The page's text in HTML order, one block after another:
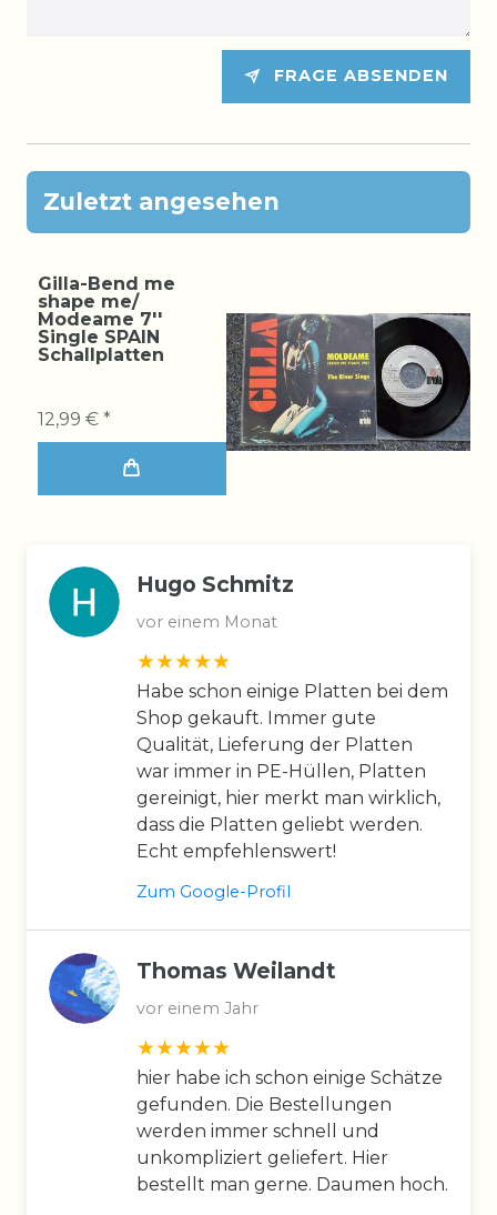
FRAGE ABSENDEN
Zuletzt angesehen
Gilla-Bend me
shape me/
Modeame 7''
Single SPAIN
Schallplatten
12,99 € *
Hugo Schmitz
vor einem Monat
Habe schon einige Platten bei dem
Shop gekauft. Immer gute
Qualität, Lieferung der Platten
war immer in PE-Hüllen, Platten
gereinigt, hier merkt man wirklich,
dass die Platten geliebt werden.
Echt empfehlenswert!
Zum Google-Profil
Thomas Weilandt
vor einem Jahr
hier habe ich schon einige Schätze
gefunden. Die Bestellungen
werden immer schnell und
unkompliziert geliefert. Hier
bestellt man gerne. Daumen hoch.